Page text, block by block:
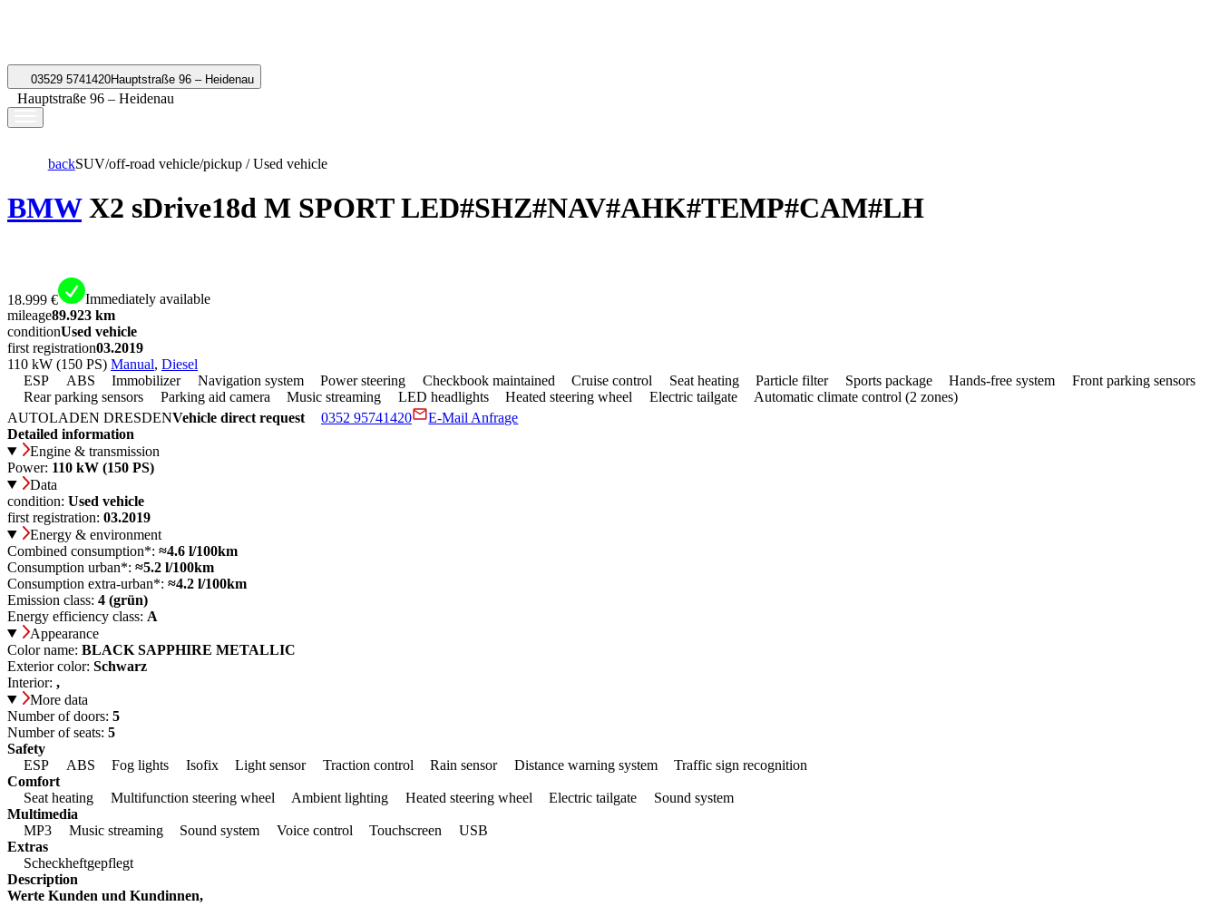
03529 5741420Hauptstraße 96 – Heidenau
Hauptstraße 96 – Heidenau
backSUV/off-road vehicle/pickup / Used vehicle
BMWX2 sDrive18d M SPORT LED​#SHZ​#NAV​#AHK​#TEMP​#CAM​#LH
18.999 €
Immediately available
mileage89.923 km
conditionUsed vehicle
first registration03.2019
110 kW (150 PS) Manual, Diesel
ESP
ABS Immobilizer Navigation system Power steering Checkbook maintained Cruise control Seat heating Particle filter Sports package Hands-free system
Front parking sensors
Rear parking sensors
Parking aid camera Music streaming LED headlights Heated steering wheel Electric tailgate
Automatic climate control (2 zones)
AUTOLADEN DRESDENVehicle direct request 0352 95741420
E-Mail Anfrage
Detailed information
Engine & transmission
Power: 110 kW (150 PS)
Data
condition: Used vehicle
first registration: 03.2019
Energy & environment
Combined consumption*: ≈4.6 l/100km
Consumption urban*: ≈5.2 l/100km
Consumption extra-urban*: ≈4.2 l/100km
Emission class: 4 (grün)
Energy efficiency class: A
Appearance
Color name: BLACK SAPPHIRE METALLIC
Exterior color: Schwarz
Interior: ,
More data
Number of doors: 5
Number of seats: 5
Safety
ESP
ABS Fog lights Isofix Light sensor Traction control Rain sensor Distance warning system
Traffic sign recognition
Comfort
Seat heating
Multifunction steering wheel Ambient lighting Heated steering wheel Electric tailgate
Sound system
Multimedia
MP3
Music streaming Sound system Voice control Touchscreen
USB
Extras
Scheckheftgepflegt
Description
Werte Kunden und Kundinnen,